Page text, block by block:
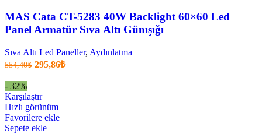
MAS Cata CT-5283 40W Backlight 60×60 Led
Panel Armatür Sıva Altı Günışığı
Sıva Altı Led Paneller, Aydınlatma
554,40₺ Orijinal
295,86₺Şu
- 32%
Karşılaştır
Hızlı görünüm
Favorilere ekle
Sepete ekle